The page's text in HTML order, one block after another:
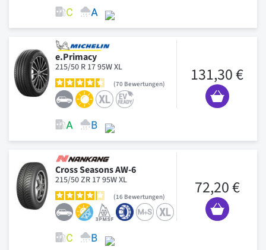
e.Primacy
215/50 R 17 95W XL
70 Bewertungen 131,30 €
Cross Seasons AW-6
215/50 ZR 17 95W XL
16 Bewertungen 72,20 €